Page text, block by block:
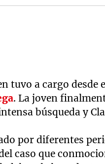
tuvo a cargo
. La joven
búsqueda y
por diferentes
caso que